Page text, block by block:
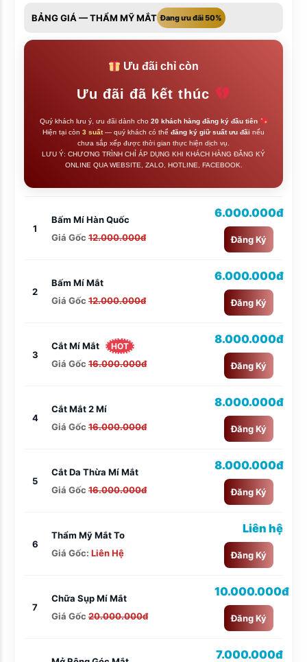
BẢNG GIÁ — THẨM MỸ MẮT Đang ưu đãi 50%
Ưu đãi chỉ còn
Ưu đãi đã kết thúc
Quý khách lưu ý, ưu đãi dành cho 20 khách hàng đăng ký đầu tiên
Hiện tại còn 3 suất— quý khách có thể đăng ký giữ suất ưu đãi nếu
chưa sắp xếp được thời gian thực hiện dịch vụ.
LƯU Ý: CHƯƠNG TRÌNH CHỈ ÁP DỤNG KHI KHÁCH HÀNG ĐĂNG KÝ
ONLINE QUA WEBSITE, ZALO, HOTLINE, FACEBOOK.
1
Bấm Mí Hàn Quốc
Giá Gốc 12.000.000đ
6.000.000đ
Đăng Ký
2
Bấm Mí Mắt
Giá Gốc 12.000.000đ
6.000.000đ
Đăng Ký
3
Cắt Mí Mắt HOT
Giá Gốc 16.000.000đ
8.000.000đ
Đăng Ký
4
Cắt Mắt 2 Mí
Giá Gốc 16.000.000đ
8.000.000đ
Đăng Ký
5
Cắt Da Thừa Mí Mắt
Giá Gốc 16.000.000đ
8.000.000đ
Đăng Ký
6
Thẩm Mỹ Mắt To
Giá Gốc: Liên Hệ
Liên hệ
Đăng Ký
7
Chữa Sụp Mí Mắt
Giá Gốc 20.000.000đ
10.000.000đ
Đăng Ký
7.000.000đ